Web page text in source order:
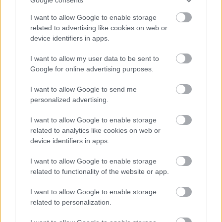
I want to allow Google to enable storage
related to advertising like cookies on web or
device identifiers in apps.
I want to allow my user data to be sent to
Google for online advertising purposes.
I want to allow Google to send me
personalized advertising.
I want to allow Google to enable storage
related to analytics like cookies on web or
device identifiers in apps.
I want to allow Google to enable storage
related to functionality of the website or app.
I want to allow Google to enable storage
related to personalization.
„Olyan pilótáknak, mint Antonio, Pierre vagy
Charles helyük van a Forma-1-ben, mert már
rászolgáltak a bizalomra. Ahogy Charles teljesít